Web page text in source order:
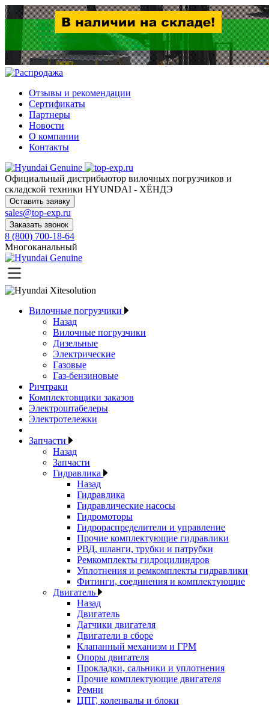
Отзывы и рекомендации
Сертификаты
Партнеры
Новости
О компании
Контакты
Официальный дистрибьютор вилочных погрузчиков и
складской техники HYUNDAI - ХЁНДЭ
Оставить заявку
sales@top-exp.ru
Заказать звонок
8 (800) 700-18-64
Многоканальный
Вилочные погрузчики
Назад
Вилочные погрузчики
Дизельные
Электрические
Газовые
Газ-бензиновые
Ричтраки
Комплектовщики заказов
Электроштабелеры
Электротележки
Запчасти
Назад
Запчасти
Гидравлика
Назад
Гидравлика
Гидравлические насосы
Гидромоторы
Гидрораспределители и управление
Прочие комплектующие гидравлики
РВД, шланги, трубки и патрубки
Ремкомплекты гидроцилиндров
Уплотнения и ремкомплекты гидравлики
Фитинги, соединения и комплектующие
Двигатель
Назад
Двигатель
Датчики двигателя
Двигатели в сборе
Клапанный механизм и ГРМ
Опоры двигателя
Прокладки, сальники и уплотнения
Прочие комплектующие двигателя
Ремни
ЦПГ, коленвалы и блоки